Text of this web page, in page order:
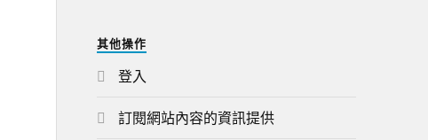
其他操作
登入
訂閱網站內容的資訊提供